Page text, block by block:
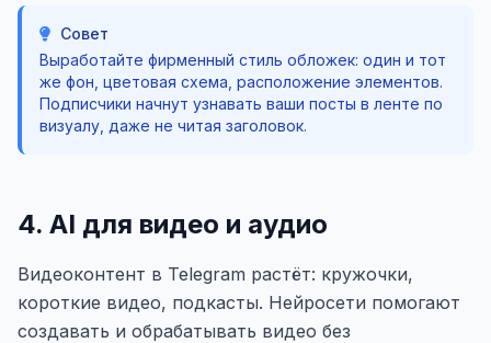
Совет
Выработайте фирменный стиль обложек: один и тот
же фон, цветовая схема, расположение элементов.
Подписчики начнут узнавать ваши посты в ленте по
визуалу, даже не читая заголовок.
4. AI для видео и аудио
Видеоконтент в Telegram растёт: кружочки,
короткие видео, подкасты. Нейросети помогают
создавать и обрабатывать видео без